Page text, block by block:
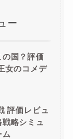
ー
の国？評価
女のコメデ
評価レビュ
略シミュ
ム